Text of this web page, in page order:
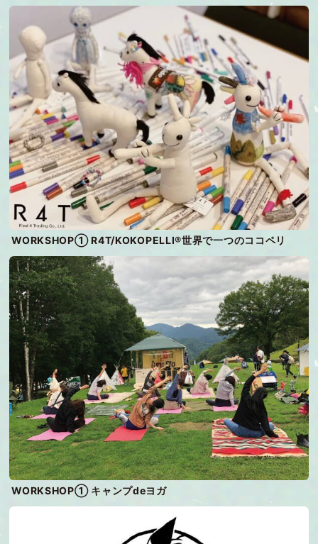
WORKSHOP① R4T/KOKOPELLI®世界で一つのココペリ
WORKSHOP① キャンプdeヨガ